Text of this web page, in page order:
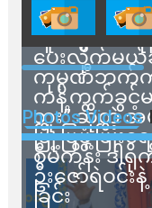
သက်ဆိုင်ရာတ
သူတွေက ဂရ
ပေးလိုက်မယ်
ကုမ္ပဏီဘက်
ကန့်ကွက်ခွင့်မ
ဘူး” ဆိုတဲ့ အ
မြို့ပြဖွံ့ဖြိုးရေ
စီမံကိန်း ဒါ
ဦးဇော်ရဲဝင်
ခြင်း
Photos Videos